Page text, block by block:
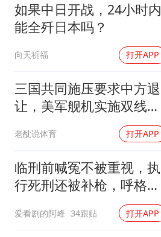
如果中日开战，24小时内
能全歼日本吗？
向天祈福 打开APP
三国共同施压要求中方退
让，美军舰机实施双线抵
近，南海被划为禁区，
轰-6K已挂弹
老酖说体育 打开APP
临刑前喊冤不被重视，执
行死刑还被补枪，呼格吉
勒图被捕后的62天
爱看剧的阿峰 34跟贴 打开APP